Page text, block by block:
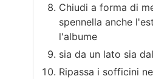
Chiudi a forma di
spennella anche
l'albume
sia da un lato sia
Ripassa i sofficini